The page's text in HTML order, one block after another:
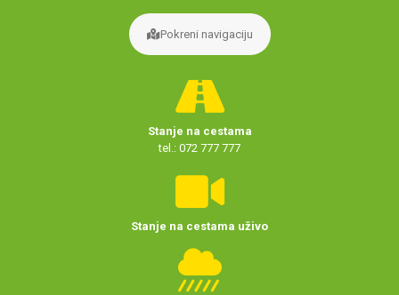
Pokreni navigaciju
Stanje na cestama
tel.: 072 777 777
Stanje na cestama uživo